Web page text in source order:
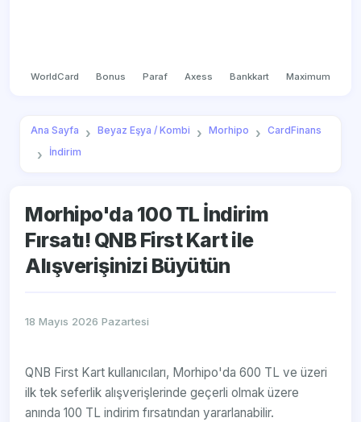
WorldCard Bonus Paraf Axess Bankkart Maximum
Ana Sayfa Beyaz Eşya / Kombi Morhipo
CardFinans
İndirim
Morhipo'da 100 TL İndirim
Fırsatı! QNB First Kart ile
Alışverişinizi Büyütün
18 Mayıs 2026 Pazartesi
QNB First Kart kullanıcıları, Morhipo'da 600 TL ve üzeri
ilk tek seferlik alışverişlerinde geçerli olmak üzere
anında 100 TL indirim fırsatından yararlanabilir.